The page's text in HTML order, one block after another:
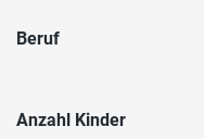
Beruf
Anzahl Kinder